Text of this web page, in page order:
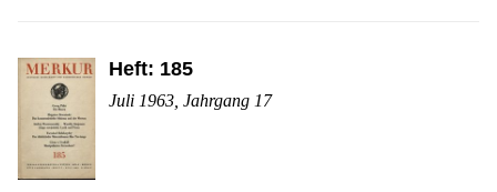
Heft: 185
Juli 1963, Jahrgang 17